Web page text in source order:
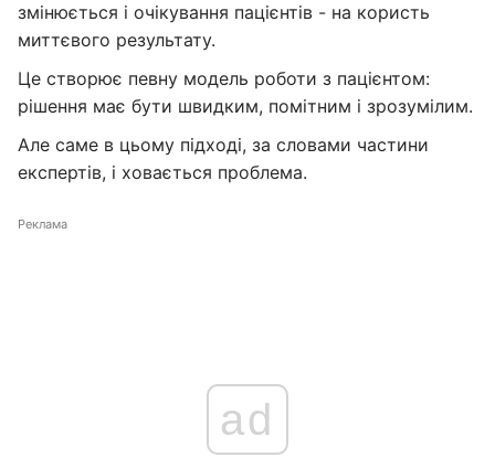
змінюється і очікування пацієнтів - на користь
миттєвого результату.
Це створює певну модель роботи з пацієнтом:
рішення має бути швидким, помітним і зрозумілим.
Але саме в цьому підході, за словами частини
експертів, і ховається проблема.
Реклама
ad